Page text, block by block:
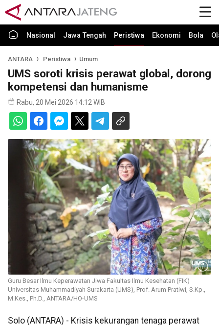
Nasional Jawa Tengah Peristiwa Ekonomi Bola
ANTARA Peristiwa Umum
UMS soroti krisis perawat global, dorong
kompetensi dan humanisme
Rabu, 20 Mei 2026 14:12 WIB
Guru Besar Ilmu Keperawatan Jiwa Fakultas Ilmu Kesehatan (FIK)
Universitas Muhammadiyah Surakarta (UMS), Prof. Arum Pratiwi, S.Kp.,
M.Kes., Ph.D., ANTARA/HO-UMS
Solo (ANTARA) - Krisis kekurangan tenaga perawat